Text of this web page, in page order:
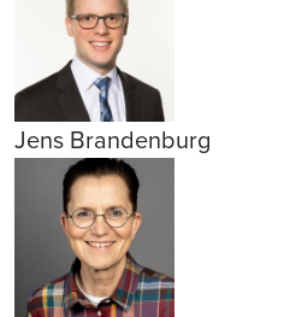
Jens Brandenburg